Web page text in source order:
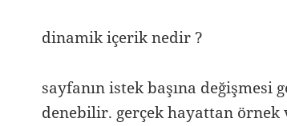
dinamik içerik nedir ?
sayfanın istek başına
denebilir. gerçek hayattan örnek